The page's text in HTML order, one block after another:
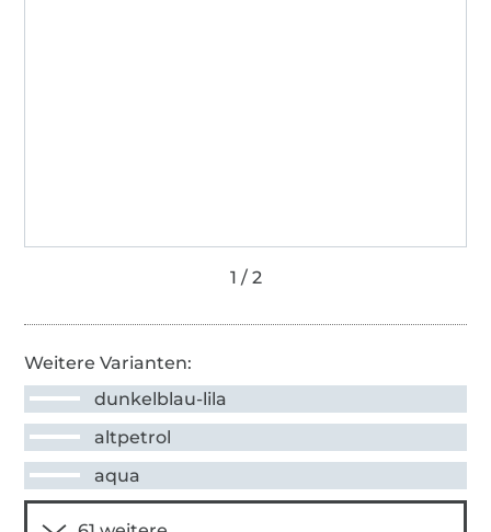
Weitere Varianten:
dunkelblau-lila
altpetrol
aqua